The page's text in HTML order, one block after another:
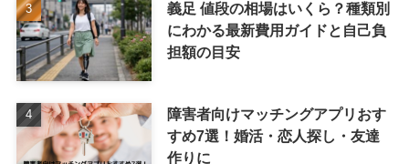
義足 値段の相場はいくら？種類別
にわかる最新費用ガイドと自己負
担額の目安
障害者向けマッチングアプリおす
すめ7選！婚活・恋人探し・友達
作りに